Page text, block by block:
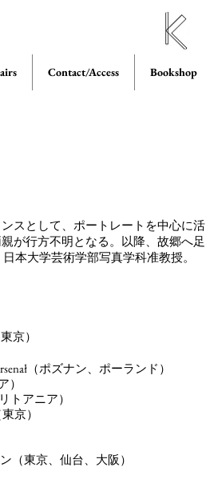
Contact/Access Bookshop
スとして、ポートレートを中心に活
が行方不明となる。以降、故郷へ足
本大学芸術学部写真学科准教授。
京）
（ポズナン、ポーランド）
）
リトアニア）
京）
東京、仙台、大阪）